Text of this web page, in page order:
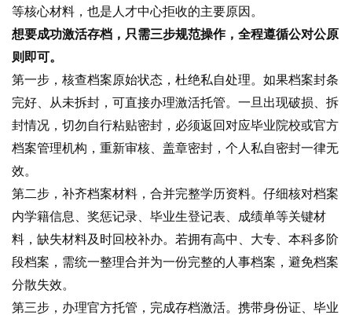
等核心材料，也是人才中心拒收的主要原因。
想要成功激活存档，只需三步规范操作，全程遵循公对公原
则即可。
第一步，核查档案原始状态，杜绝私自处理。如果档案封条
完好、从未拆封，可直接办理激活托管。一旦出现破损、拆
封情况，切勿自行粘贴密封，必须返回对应毕业院校或官方
档案管理机构，重新审核、盖章密封，个人私自密封一律无
效。
第二步，补齐档案材料，合并完整学历资料。仔细核对档案
内学籍信息、奖惩记录、毕业生登记表、成绩单等关键材
料，缺失材料及时回校补办。若拥有高中、大专、本科多阶
段档案，需统一整理合并为一份完整的人事档案，避免档案
分散失效。
第三步，办理官方托管，完成存档激活。携带身份证、毕业